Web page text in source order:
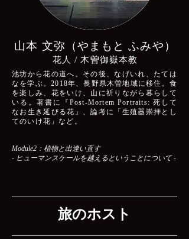
旅のホスト
山本 文弥（やまもと ふみや）​
花人 / 木曽御嶽本教
池坊から花の道へ。その後、なげいれ、たては
なを学ぶ。2018年、長野県木曽地域に移住。食
を楽しみ、花をいけ、山に祈りながら暮らして
いる。著書に『Post-Mortem Portraits: 死して
なお生き延びる花』、論考に「生殖器崇拝とし
てのいけ花」など。
Module2：植物と出逢い直す
- ヒューマンスケールを越えるということについて -